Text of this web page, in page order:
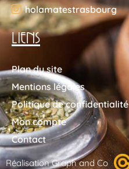
holamatestrasbourg
LIENS
Plan du site
Mentions légales
Politique de confidentialité
Mon compte
Contact
Réalisation Graph and Co